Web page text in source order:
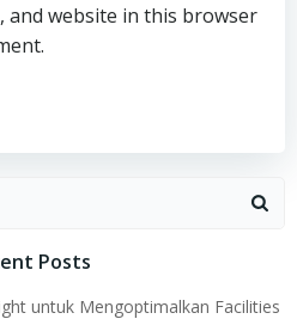
and website in this browser
Posts
untuk Mengoptimalkan Facilities